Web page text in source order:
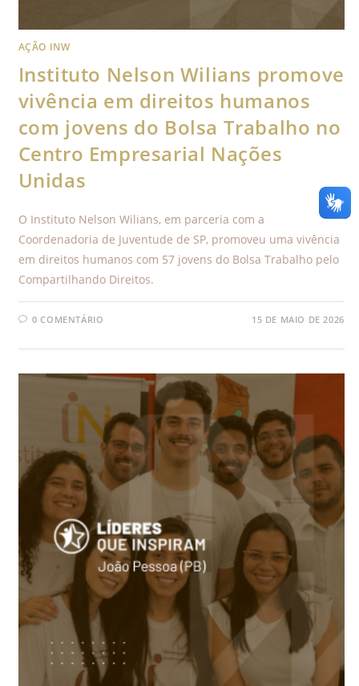
AÇÃO INW
Instituto Nelson Wilians promove
vivência em direitos humanos
com jovens do Bolsa Trabalho no
Centro Empresarial Nações
Unidas
O Instituto Nelson Wilians, em parceria com a
Coordenadoria de Juventude de SP, promoveu uma vivência
em direitos humanos com 57 jovens do Bolsa Trabalho pelo
Compartilhando Direitos.
0 COMENTÁRIO 15 DE MAIO DE 2026